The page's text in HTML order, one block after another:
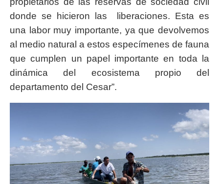
donde se hicieron las liberaciones. Esta es
una labor muy importante, ya que devolvemos
al medio natural a estos especímenes de fauna
que cumplen un papel importante en toda la
dinámica del ecosistema propio del
departamento del Cesar”.